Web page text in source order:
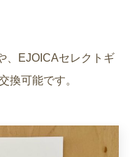
、EJOICAセレクトギ
換可能です。